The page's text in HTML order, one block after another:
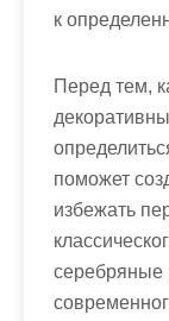
к
Перед тем,
поможет
избежать
серебряные